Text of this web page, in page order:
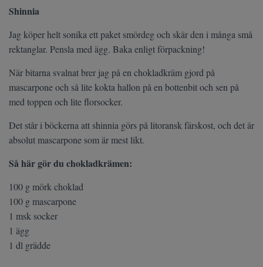
Shinnia
Jag köper helt sonika ett paket smördeg och skär den i många små
rektanglar. Pensla med ägg. Baka enligt förpackning!
När bitarna svalnat brer jag på en chokladkräm gjord på
mascarpone och så lite kokta hallon på en bottenbit och sen på
med toppen och lite florsocker.
Det står i böckerna att shinnia görs på litoransk färskost, och det är
absolut mascarpone som är mest likt.
Så här gör du chokladkrämen:
100 g mörk choklad
100 g mascarpone
1 msk socker
1 ägg
1 dl grädde